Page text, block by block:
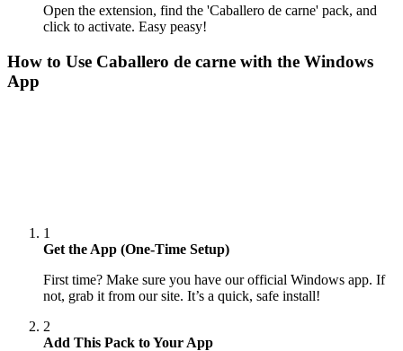
Open the extension, find the 'Caballero de carne' pack, and
click to activate. Easy peasy!
How to Use Caballero de carne with the Windows
App
1
Get the App (One-Time Setup)
First time? Make sure you have our official Windows app. If
not, grab it from our site. It’s a quick, safe install!
2
Add This Pack to Your App